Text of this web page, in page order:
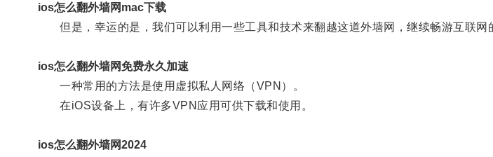
ios怎么翻外墙网mac下载
但是，幸运的是，我们可以利用一些工具和技术来翻越这道外墙网，继续畅游互联网
ios怎么翻外墙网免费永久加速
一种常用的方法是使用虚拟私人网络（VPN）。
在iOS设备上，有许多VPN应用可供下载和使用。
ios怎么翻外墙网2024